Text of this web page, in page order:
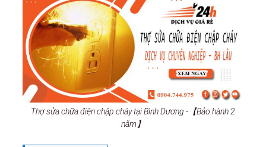
Thợ sửa chữa điện chập cháy tại Bình Dương -【Bảo hành 2
năm】